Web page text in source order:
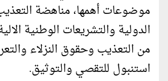
موضوعات أهمها، مناهضة
الدولية والتشريعات الوطنية
من التعذيب وحقوق النزلاء
استنبول للتقصي والتوثيق.